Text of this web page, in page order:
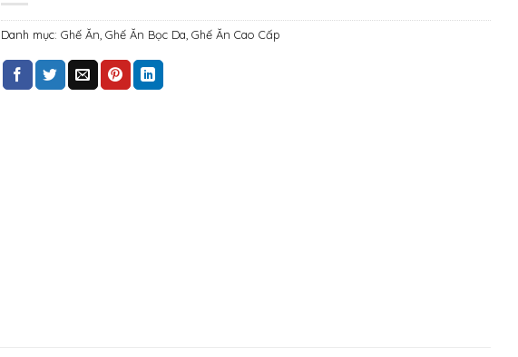
Danh mục:Ghế Ăn ,Ghế Ăn Bọc Da ,Ghế Ăn Cao Cấp